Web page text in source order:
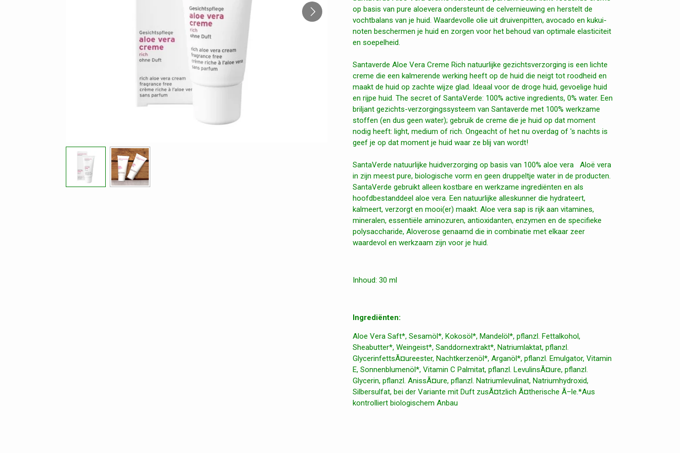
op basis van pure aloevera ondersteunt de celvernieuwing en herstelt de
vochtbalans van je huid. Waardevolle olie uit druivenpitten, avocado en kukui-
noten beschermen je huid en zorgen voor het behoud van optimale elasticiteit
en soepelheid.
Santaverde Aloe Vera Creme Rich natuurlijke gezichtsverzorging is een lichte
creme die een kalmerende werking heeft op de huid die neigt tot roodheid en
maakt de huid op zachte wijze glad. Ideaal voor de droge huid, gevoelige huid
en rijpe huid. The secret of SantaVerde: 100% active ingredients, 0% water. Een
briljant gezichts-verzorgingssysteem van Santaverde met 100% werkzame
stoffen (en dus geen water); gebruik de creme die je huid op dat moment
nodig heeft: light, medium of rich. Ongeacht of het nu overdag of 's nachts is
geef je op dat moment je huid waar ze blij van wordt!
SantaVerde natuurlijke huidverzorging op basis van 100% aloe vera Aloë vera
in zijn meest pure, biologische vorm en geen druppeltje water in de producten.
SantaVerde gebruikt alleen kostbare en werkzame ingrediënten en als
hoofdbestanddeel aloe vera. Een natuurlijke alleskunner die hydrateert,
kalmeert, verzorgt en mooi(er) maakt. Aloe vera sap is rijk aan vitamines,
mineralen, essentiële aminozuren, antioxidanten, enzymen en de specifieke
polysaccharide, Aloverose genaamd die in combinatie met elkaar zeer
waardevol en werkzaam zijn voor je huid.
Inhoud: 30 ml
Ingrediënten:
Aloe Vera Saft*, Sesamöl*, Kokosöl*, Mandelöl*, pflanzl. Fettalkohol,
Sheabutter*, Weingeist*, Sanddornextrakt*, Natriumlaktat, pflanzl.
GlycerinfettsÃ¤ureester, Nachtkerzenöl*, Arganöl*, pflanzl. Emulgator, Vitamin
E, Sonnenblumenöl*, Vitamin C Palmitat, pflanzl. LevulinsÃ¤ure, pflanzl.
Glycerin, pflanzl. AnissÃ¤ure, pflanzl. Natriumlevulinat, Natriumhydroxid,
Silbersulfat, bei der Variante mit Duft zusÃ¤tzlich Ã¤therische Ã–le.*Aus
kontrolliert biologischem Anbau